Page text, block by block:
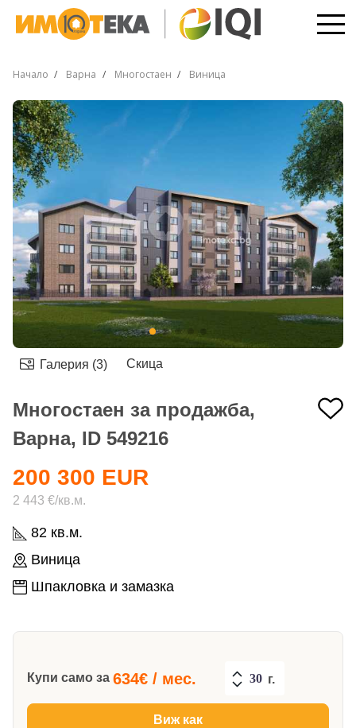
Начало Варна Многостаен Виница
Галерия (3) Скица
Многостаен за продажба,
Варна, ID 549216
82 кв.м.
Виница
Шпакловка и замазка
200 300 EUR
2 443 €/кв.м.
Купи само за 634€ / мес. г.
Виж как